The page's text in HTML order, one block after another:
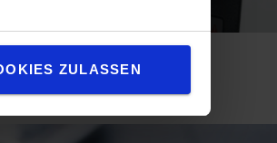
ZULASSEN